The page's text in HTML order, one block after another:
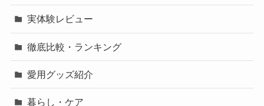
実体験レビュー
徹底比較・ランキング
愛用グッズ紹介
暮らし・ケア